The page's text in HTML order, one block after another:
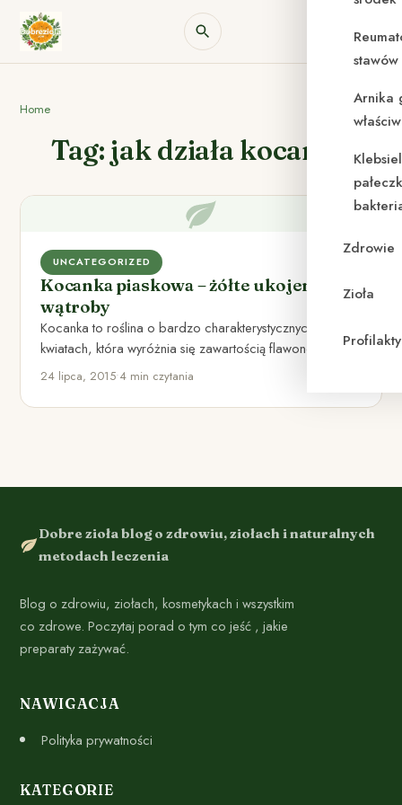
Arnika
Zdrowie
Zioła
Home
Tag: jak działa kocanka
UNCATEGORIZED
Kocanka piaskowa – żółte ukojenie dla
wątroby
Kocanka to roślina o bardzo charakterystycznych, żółtych
kwiatach, która wyróżnia się zawartością flawonoidów.
Należy do rodziny astrowatych i…
24 lipca, 2015•4 min czytania
Dobre zioła blog o zdrowiu, ziołach i naturalnych
metodach leczenia
Blog o zdrowiu, ziołach, kosmetykach i wszystkim
co zdrowe. Poczytaj porad o tym co jeść , jakie
preparaty zażywać.
NAWIGACJA
Polityka prywatności
KATEGORIE